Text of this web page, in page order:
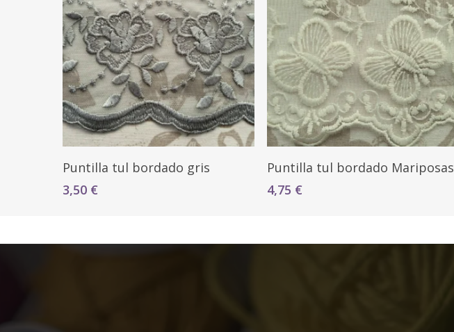
Seleccionar Opciones
Puntilla tul bordado gris
3,50 €
Seleccionar Opciones
Puntilla tul bordado Mariposas
4,75 €